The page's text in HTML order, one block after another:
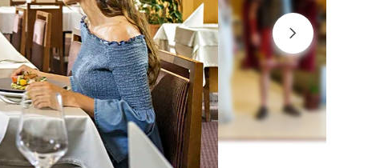
Vsi, ki se želijo prehranjevati bolj zdravo, lahko izbirajo
jedilnike po programu »Bodimo fit«, ki poskrbi za
dobro počutje gostov. V hotelski jedilnici vas čakajo
nasveti, katere jedi in v kakšnih količinah je
priporočljivo združevati. Preprosto upoštevajte
oznake ob posameznih jedeh v samopostrežnem
bifeju in si glede na svoje želje sami sestavite popoln
obrok za dobro počutje.